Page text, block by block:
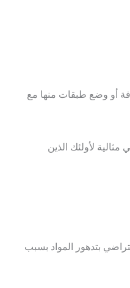
أو وضع طبقات منها مع
لأولئك الذين
بتدهور المواد بسبب